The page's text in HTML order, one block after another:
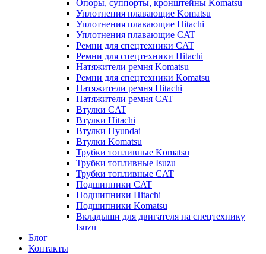
Опоры, суппорты, кронштейны Komatsu
Уплотнения плавающие Komatsu
Уплотнения плавающие Hitachi
Уплотнения плавающие CAT
Ремни для спецтехники CAT
Ремни для спецтехники Hitachi
Натяжители ремня Komatsu
Ремни для спецтехники Komatsu
Натяжители ремня Hitachi
Натяжители ремня CAT
Втулки CAT
Втулки Hitachi
Втулки Hyundai
Втулки Komatsu
Трубки топливные Komatsu
Трубки топливные Isuzu
Трубки топливные CAT
Подшипники CAT
Подшипники Hitachi
Подшипники Komatsu
Вкладыши для двигателя на спецтехнику
Isuzu
Блог
Контакты